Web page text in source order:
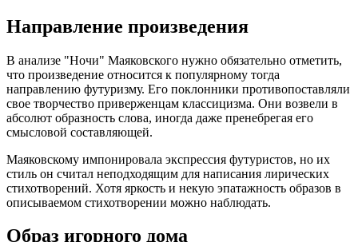
Направление произведения
В анализе "Ночи" Маяковского нужно обязательно отметить,
что произведение относится к популярному тогда
направлению футуризму. Его поклонники противопоставляли
свое творчество приверженцам классицизма. Они возвели в
абсолют образность слова, иногда даже пренебрегая его
смысловой составляющей.
Маяковскому импонировала экспрессия футуристов, но их
стиль он считал неподходящим для написания лирических
стихотворений. Хотя яркость и некую эпатажность образов в
описываемом стихотворении можно наблюдать.
Образ игорного дома